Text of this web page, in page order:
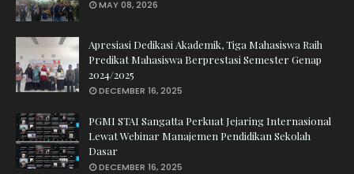
MAY 08, 2026
Apresiasi Dedikasi Akademik, Tiga Mahasiswa Raih
Predikat Mahasiswa Berprestasi Semester Genap
2024/2025
DECEMBER 16, 2025
PGMI STAI Sangatta Perkuat Jejaring Internasional
Lewat Webinar Manajemen Pendidikan Sekolah
Dasar
DECEMBER 16, 2025